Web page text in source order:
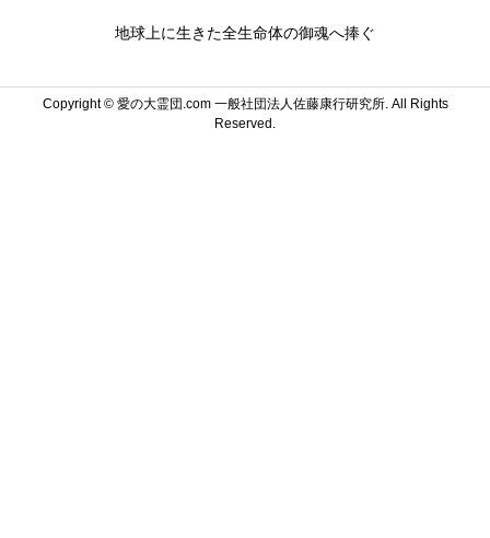
地球上に生きた全生命体の御魂へ捧ぐ
Copyright ©愛の大霊団.com 一般社団法人佐藤康行研究所. All Rights
Reserved.